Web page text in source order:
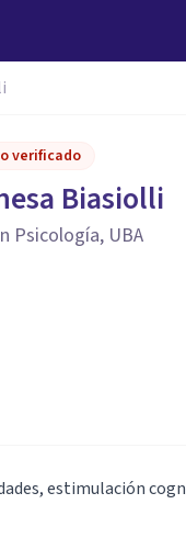
verificado
Biasiolli
Psicología, UBA
estimulación